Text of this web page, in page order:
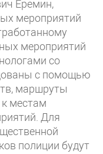
Еремин,
мероприятий
мероприятий
со
с помощью
маршруты
местам
Для
полиции будут